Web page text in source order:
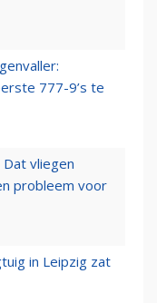
777-9’s te
vliegen
probleem voor
in Leipzig zat